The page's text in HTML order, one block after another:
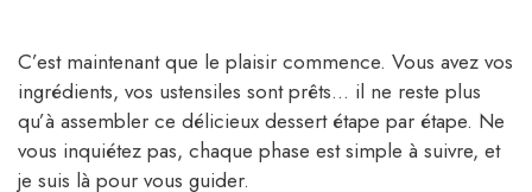
C’est maintenant que le plaisir commence. Vous avez vos
ingrédients, vos ustensiles sont prêts… il ne reste plus
qu’à assembler ce délicieux dessert étape par étape. Ne
vous inquiétez pas, chaque phase est simple à suivre, et
je suis là pour vous guider.